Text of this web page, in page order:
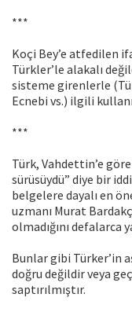
***
Koçi Bey’e atfedilen
Türkler’le alakalı
sisteme girenlerle
Ecnebi vs.) ilgili
***
Türk, Vahdettin’e
sürüsüydü” diye bir
belgelere dayalı en
uzmanı Murat
olmadığını defalarca
Bunlar gibi Türker’in
doğru değildir veya
saptırılmıştır.